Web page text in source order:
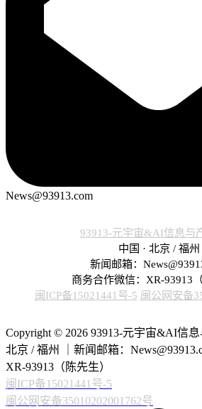
News@93913.com
93913-元宇宙&AI信息与
中国 · 北京 / 福州
新闻邮箱：
商务合作微信：XR-93913
闽ICP备15021441号-5 闽公网安备
Copyright © 2026 93913-元宇宙&AI信
北京 / 福州 ｜新闻邮箱：
XR-93913（陈先生）
闽ICP备15021441号-5
闽公网安备35010202001762号